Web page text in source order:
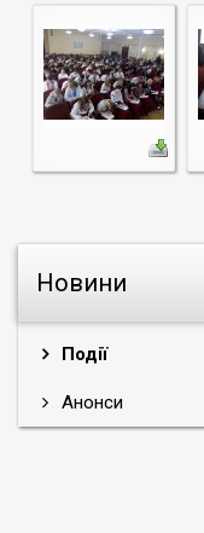
Новини
Події
Анонси